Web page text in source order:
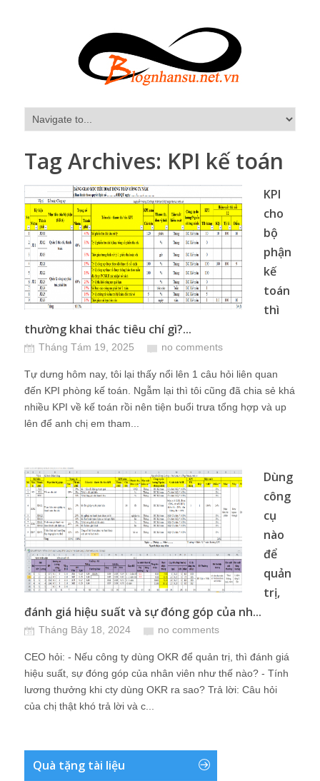
Tag Archives: KPI kế toán
KPI
cho
bộ
phận
kế
toán
thì
thường khai thác tiêu chí gì?...
Tháng Tám 19, 2025 no comments
Tự dưng hôm nay, tôi lại thấy nổi lên 1 câu hỏi liên quan
đến KPI phòng kế toán. Ngẫm lại thì tôi cũng đã chia sẻ khá
nhiều KPI về kế toán rồi nên tiện buổi trưa tổng hợp và up
lên để anh chị em tham...
Dùng
công
cụ
nào
để
quản
trị,
đánh giá hiệu suất và sự đóng góp của nh...
Tháng Bảy 18, 2024 no comments
CEO hỏi: - Nếu công ty dùng OKR để quản trị, thì đánh giá
hiệu suất, sự đóng góp của nhân viên như thế nào? - Tính
lương thưởng khi cty dùng OKR ra sao? Trả lời: Câu hỏi
của chị thật khó trả lời và c...
Quà tặng tài liệu